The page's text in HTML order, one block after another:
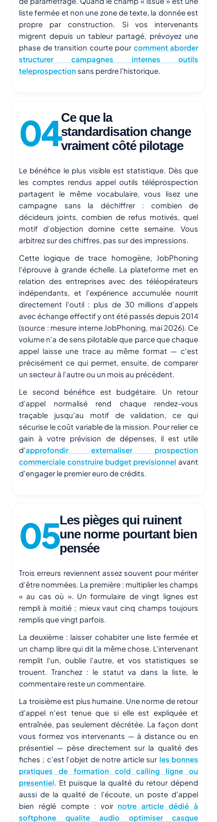
liste fermée et non une zone de texte, la donnée est
propre par construction. Si vos intervenants
migrent depuis un tableur partagé, prévoyez une
phase de transition courte pour comment aborder
structurer campagnes internes outils
teleprospection sans perdre l'historique.
Ce que la
standardisation change
vraiment côté pilotage
Le bénéfice le plus visible est statistique. Dès que
les comptes rendus appel outils téléprospection
partagent le même vocabulaire, vous lisez une
campagne sans la déchiffrer : combien de
décideurs joints, combien de refus motivés, quel
motif d'objection domine cette semaine. Vous
arbitrez sur des chiffres, pas sur des impressions.
Cette logique de trace homogène, JobPhoning
l'éprouve à grande échelle. La plateforme met en
relation des entreprises avec des téléopérateurs
indépendants, et l'expérience accumulée nourrit
directement l'outil : plus de 30 millions d'appels
avec échange effectif y ont été passés depuis 2014
(source : mesure interne JobPhoning, mai 2026). Ce
volume n'a de sens pilotable que parce que chaque
appel laisse une trace au même format — c'est
précisément ce qui permet, ensuite, de comparer
un secteur à l'autre ou un mois au précédent.
Le second bénéfice est budgétaire. Un retour
d'appel normalisé rend chaque rendez-vous
traçable jusqu'au motif de validation, ce qui
sécurise le coût variable de la mission. Pour relier ce
gain à votre prévision de dépenses, il est utile
d'approfondir externaliser prospection
commerciale construire budget previsionnel avant
d'engager le premier euro de crédits.
Les pièges qui ruinent
une norme pourtant bien
pensée
Trois erreurs reviennent assez souvent pour mériter
d'être nommées. La première : multiplier les champs
« au cas où ». Un formulaire de vingt lignes est
rempli à moitié ; mieux vaut cinq champs toujours
remplis que vingt parfois.
La deuxième : laisser cohabiter une liste fermée et
un champ libre qui dit la même chose. L'intervenant
remplit l'un, oublie l'autre, et vos statistiques se
trouent. Tranchez : le statut va dans la liste, le
commentaire reste un commentaire.
La troisième est plus humaine. Une norme de retour
d'appel n'est tenue que si elle est expliquée et
entraînée, pas seulement décrétée. La façon dont
vous formez vos intervenants — à distance ou en
présentiel — pèse directement sur la qualité des
fiches ; c'est l'objet de notre article sur les bonnes
pratiques de formation cold calling ligne ou
presentiel. Et puisque la qualité du retour dépend
aussi de la qualité de l'écoute, un poste d'appel
bien réglé compte : voir notre article dédié à
softphone qualite audio optimiser casque